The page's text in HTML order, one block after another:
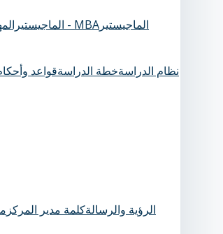
الماجيستيرالمهني في إدارة الأعمال - MBA الماجيستير
نظام الدراسةخطة الدراسةقواعد
الرؤية والرسالةكلمة مدير المركز